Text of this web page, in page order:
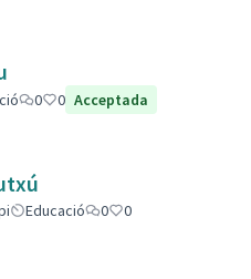
0 0 Acceptada
Educació 0
0